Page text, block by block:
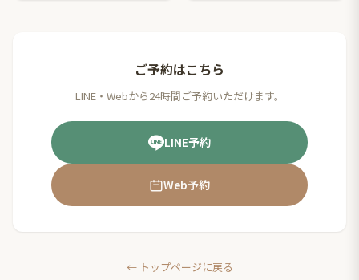
ご予約はこちら
LINE・Webから24時間ご予約いただけます。
LINE予約
Web予約
← トップページに戻る